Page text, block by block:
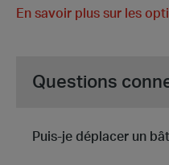
En savoir plus sur les
Questions
Puis-je déplacer un